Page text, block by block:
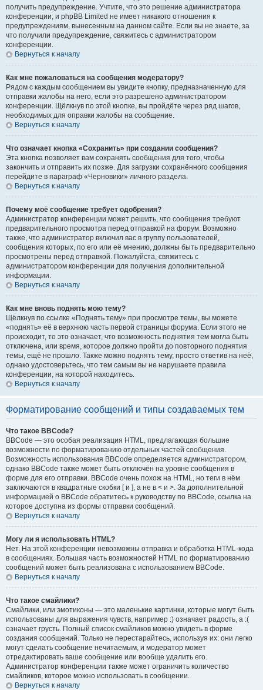
получить предупреждение. Учтите, что это решение администратора
конференции, и phpBB Limited не имеет никакого отношения к
предупреждениям, вынесенным на данном сайте. Если вы не знаете, за
что получили предупреждение, свяжитесь с администратором
конференции.
Вернуться к началу
Как мне пожаловаться на сообщения модератору?
Рядом с каждым сообщением вы увидите кнопку, предназначенную для
отправки жалобы на него, если это разрешено администратором
конференции. Щёлкнув по этой кнопке, вы пройдёте через ряд шагов,
необходимых для оправки жалобы на сообщение.
Вернуться к началу
Что означает кнопка «Сохранить» при создании сообщения?
Эта кнопка позволяет вам сохранять сообщения для того, чтобы
закончить и отправить их позже. Для загрузки сохранённого сообщения
перейдите в параграф «Черновики» личного раздела.
Вернуться к началу
Почему моё сообщение требует одобрения?
Администратор конференции может решить, что сообщения требуют
предварительного просмотра перед отправкой на форум. Возможно
также, что администратор включил вас в группу пользователей,
сообщения которых, по его или её мнению, должны быть предварительно
просмотрены перед отправкой. Пожалуйста, свяжитесь с
администратором конференции для получения дополнительной
информации.
Вернуться к началу
Как мне вновь поднять мою тему?
Щёлкнув по ссылке «Поднять тему» при просмотре темы, вы можете
«поднять» её в верхнюю часть первой страницы форума. Если этого не
происходит, то это означает, что возможность поднятия тем могла быть
отключена, или время, которое должно пройти до повторного поднятия
темы, ещё не прошло. Также можно поднять тему, просто ответив на неё,
однако удостоверьтесь, что тем самым вы не нарушаете правила
конференции, на которой находитесь.
Вернуться к началу
Форматирование сообщений и типы создаваемых тем
Что такое BBCode?
BBCode — это особая реализация HTML, предлагающая большие
возможности по форматированию отдельных частей сообщения.
Возможность использования BBCode определяется администратором,
однако BBCode также может быть отключён на уровне сообщения в
форме для его отправки. BBCode очень похож на HTML, но теги в нём
заключаются в квадратные скобки [ и ], а не в < и >. За дополнительной
информацией о BBCode обратитесь к руководству по BBCode, ссылка на
которое доступна из формы отправки сообщений.
Вернуться к началу
Могу ли я использовать HTML?
Нет. На этой конференции невозможны отправка и обработка HTML-кода
в сообщениях. Большая часть возможностей HTML по форматированию
сообщений может быть реализована с использованием BBCode.
Вернуться к началу
Что такое смайлики?
Смайлики, или эмотиконы — это маленькие картинки, которые могут быть
использованы для выражения чувств, например :) означает радость, а :(
означает грусть. Полный список смайликов можно увидеть в форме
создания сообщений. Только не перестарайтесь, используя их: они легко
могут сделать сообщение нечитаемым, и модератор может
отредактировать ваше сообщение или вообще удалить его.
Администратор конференции также может ограничить количество
смайликов, которое можно использовать в сообщении.
Вернуться к началу